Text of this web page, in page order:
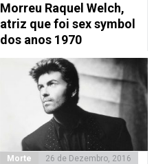
Morreu Raquel Welch,
atriz que foi sex symbol
dos anos 1970
Morte 26 de Dezembro, 2016